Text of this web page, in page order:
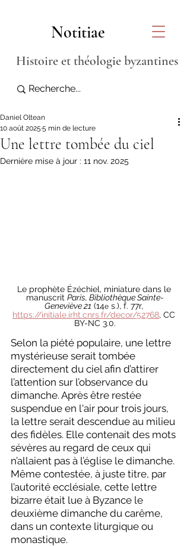
Notitiae
Histoire et théologie byzantines
Une lettre tombée du ciel
Daniel Oltean
10 août 2025 5 min de lecture
Dernière mise à jour : 11 nov. 2025
Le prophète Ézéchiel, miniature dans le
manuscrit Paris, Bibliothèque Sainte-
Geneviève 21 (14e s.), f. 77r,
https://initiale.irht.cnrs.fr/decor/52768, CC
BY-NC 3.0.
Selon la piété populaire, une lettre
mystérieuse serait tombée
directement du ciel afin d’attirer
l’attention sur l’observance du
dimanche. Après être restée
suspendue en l'air pour trois jours,
la lettre serait descendue au milieu
des fidèles. Elle contenait des mots
sévères au regard de ceux qui
n’allaient pas à l’église le dimanche.
Même contestée, à juste titre, par
l’autorité ecclésiale, cette lettre
bizarre était lue à Byzance le
deuxième dimanche du carême,
dans un contexte liturgique ou
monastique.